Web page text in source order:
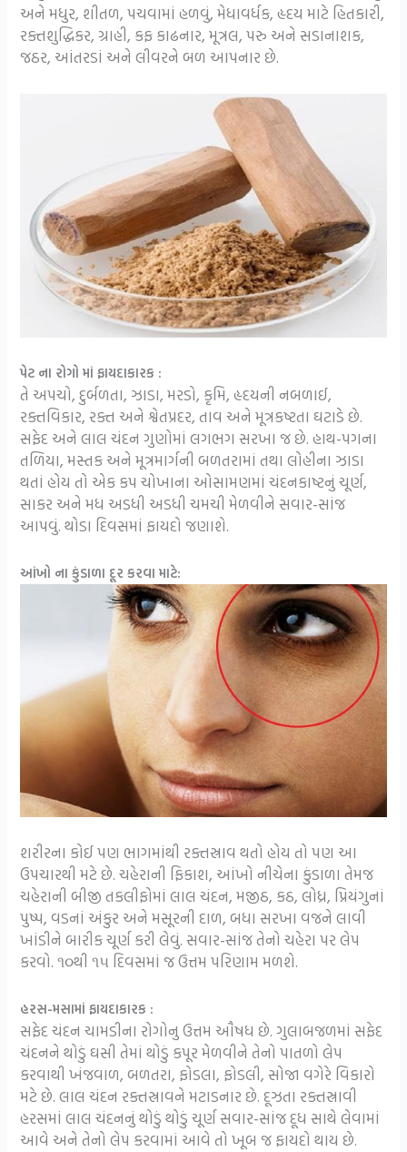
અને મધુર, શીતળ, પચવામાં હળવું, મેધાવર્ધક, હૃદય માટે હિતકારી,
રક્તશુદ્ધિકર, ગ્રાહી, કફ કાઢનાર, મૂત્રલ, પરુ અને સડાનાશક,
જઠર, આંતરડાં અને લીવરને બળ આપનાર છે.
પેટ ના રોગો માં ફાયદાકારક :
તે અપચો, દુર્બળતા, ઝાડા, મરડો, કૃમિ, હૃદયની નબળાઈ,
રક્તવિકાર, રક્ત અને શ્વેતપ્રદર, તાવ અને મૂત્રકષ્ટતા ઘટાડે છે.
સફેદ અને લાલ ચંદન ગુણોમાં લગભગ સરખા જ છે. હાથ-પગના
તળિયા, મસ્તક અને મૂત્રમાર્ગની બળતરામાં તથા લોહીના ઝાડા
થતાં હોય તો એક કપ ચોખાના ઓસામણમાં ચંદનકાષ્ટનું ચૂર્ણ,
સાકર અને મધ અડધી અડધી ચમચી મેળવીને સવાર-સાંજ
આપવું. થોડા દિવસમાં ફાયદો જણાશે.
આંખો ના કુંડાળા દૂર કરવા માટે:
શરીરના કોઈ પણ ભાગમાંથી રક્તસ્રાવ થતો હોય તો પણ આ
ઉપચારથી મટે છે. ચહેરાની ફિકાશ, આંખો નીચેના કુંડાળા તેમજ
ચહેરાની બીજી તકલીફોમાં લાલ ચંદન, મજીઠ, કઠ, લોધ્ર, પ્રિયંગુનાં
પુષ્પ, વડનાં અંકુર અને મસૂરની દાળ, બધા સરખા વજને લાવી
ખાંડીને બારીક ચૂર્ણ કરી લેવું. સવાર-સાંજ તેનો ચહેરા પર લેપ
કરવો. ૧૦થી ૧૫ દિવસમાં જ ઉત્તમ પરિણામ મળશે.
હરસ-મસામાં ફાયદાકારક :
સફેદ ચંદન ચામડીના રોગોનુ ઉત્તમ ઔષધ છે. ગુલાબજળમાં સફેદ
ચંદનને થોડું ઘસી તેમાં થોડું કપૂર મેળવીને તેનો પાતળો લેપ
કરવાથી ખંજવાળ, બળતરા, ફોડલા, ફોડલી, સોજા વગેરે વિકારો
મટે છે. લાલ ચંદન રક્તસ્રાવને મટાડનાર છે. દૂઝતા રક્તસ્રાવી
હરસમાં લાલ ચંદનનું થોડું થોડું ચૂર્ણ સવાર-સાંજ દૂધ સાથે લેવામાં
આવે અને તેનો લેપ કરવામાં આવે તો ખૂબ જ ફાયદો થાય છે.